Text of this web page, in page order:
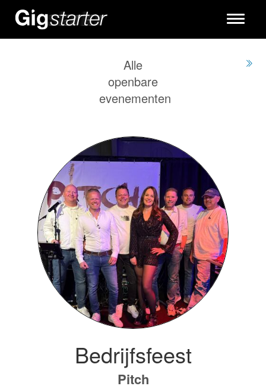
Toggle
Alle
openbare
evenementen
Bedrijfsfeest
Pitch